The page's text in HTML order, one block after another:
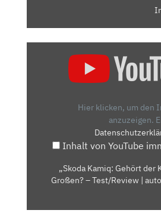
GROSSEN? –
Hier klicken, um den
anzuzeigen.
Inhalt von YouTube
„Skoda Kamiq: Gehört der
Großen? – Test/Review |